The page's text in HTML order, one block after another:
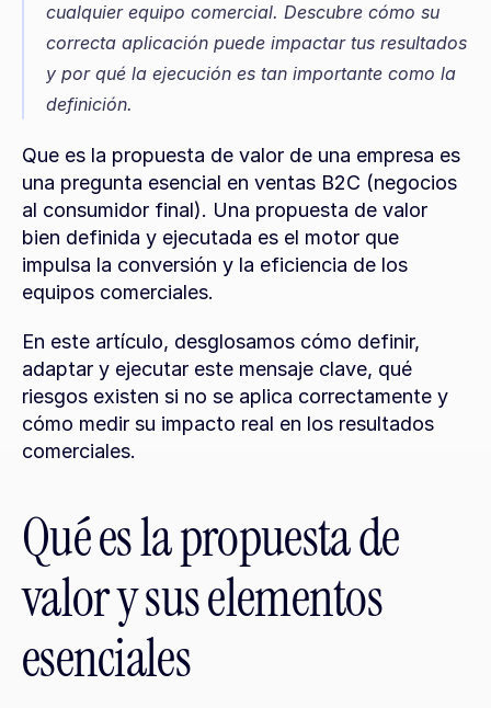
cualquier equipo comercial. Descubre cómo su
correcta aplicación puede impactar tus resultados
y por qué la ejecución es tan importante como la
definición.
Que es la propuesta de valor de una empresa es
una pregunta esencial en ventas B2C (negocios
al consumidor final). Una propuesta de valor
bien definida y ejecutada es el motor que
impulsa la conversión y la eficiencia de los
equipos comerciales.
En este artículo, desglosamos cómo definir,
adaptar y ejecutar este mensaje clave, qué
riesgos existen si no se aplica correctamente y
cómo medir su impacto real en los resultados
comerciales.
Qué es la propuesta de
valor y sus elementos
esenciales